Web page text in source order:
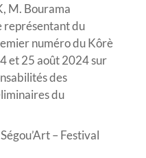
M. Bourama
représentant du
numéro du Kôrè
et 25 août 2024 sur
des
du
– Festival